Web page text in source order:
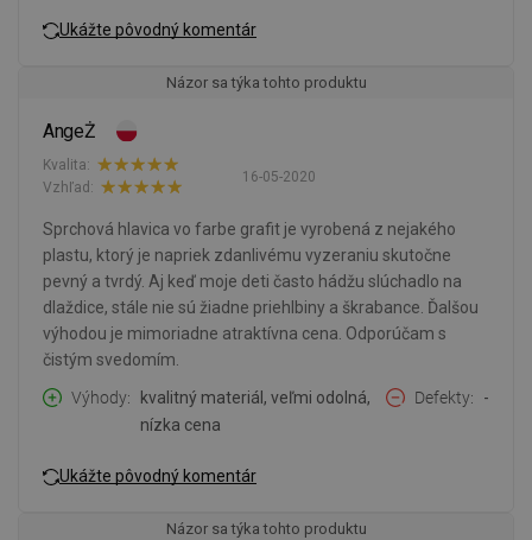
Ukážte pôvodný komentár
Názor sa týka tohto produktu
AngeŻ
16-05-2020
Kvalita:
Vzhľad:
Sprchová hlavica vo farbe grafit je vyrobená z nejakého
plastu, ktorý je napriek zdanlivému vyzeraniu skutočne
pevný a tvrdý. Aj keď moje deti často hádžu slúchadlo na
dlaždice, stále nie sú žiadne priehlbiny a škrabance. Ďalšou
výhodou je mimoriadne atraktívna cena. Odporúčam s
čistým svedomím.
Výhody
kvalitný materiál, veľmi odolná,
nízka cena
Defekty -
Ukážte pôvodný komentár
Názor sa týka tohto produktu